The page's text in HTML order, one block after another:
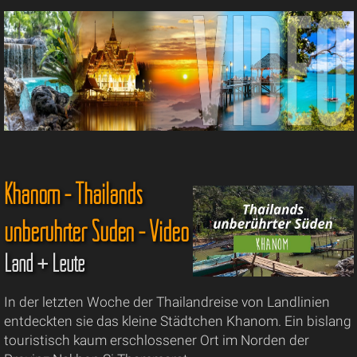
Khanom - Thailands
unberührter Süden - Video
Land + Leute
In der letzten Woche der Thailandreise von Landlinien
entdeckten sie das kleine Städtchen Khanom. Ein bislang
touristisch kaum erschlossener Ort im Norden der